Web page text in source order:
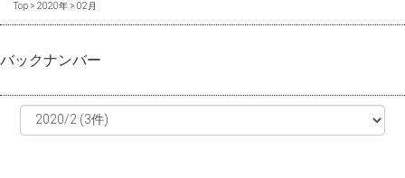
Top > 2020年 > 02月
バックナンバー